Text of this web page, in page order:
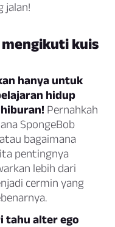
jalan!
kuis
hanya untuk
hidup
Pernahkah
SpongeBob
bagaimana
pentingnya
lebih dari
cermin yang
tahu alter ego